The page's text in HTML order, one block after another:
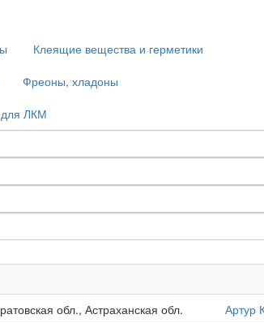
Клеящие вещества и герметики
Фреоны, хладоны
для ЛКМ
обл., Астраханская обл. Артур